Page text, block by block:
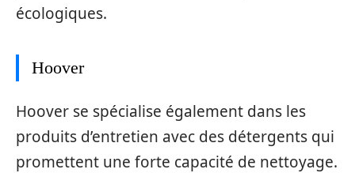
écologiques.
Hoover
Hoover se spécialise également dans les
produits d’entretien avec des détergents qui
promettent une forte capacité de nettoyage.